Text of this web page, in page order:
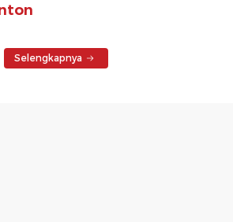
Selengkapnya